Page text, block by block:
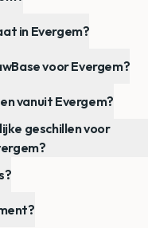
in Evergem?
voor Evergem?
vanuit Evergem?
geschillen voor